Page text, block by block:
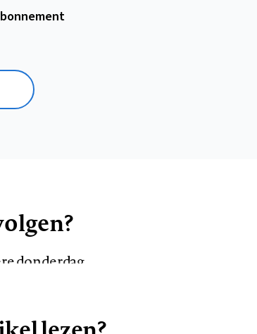
donderdag